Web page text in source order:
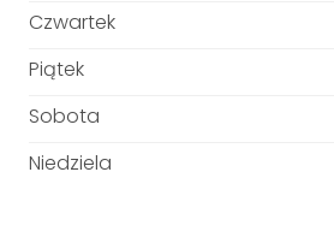
Czwartek
Piątek
Sobota
Niedziela